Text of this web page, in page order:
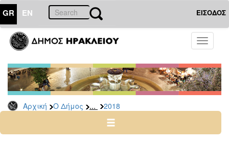
GR EN ΕΙΣΟΔΟΣ
Toggle
Αρχική Ο Δήμος ... 2018
ΔΗΜΟΣ
Διακηρύξεις
-
Δημοπρασίες
Αρχείο
2025